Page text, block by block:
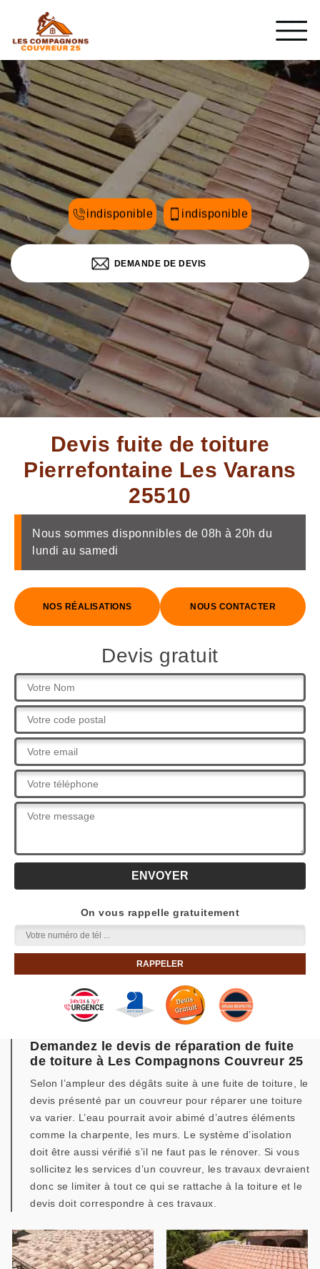
indisponible indisponible
DEMANDE DE DEVIS
Devis fuite de toiture
Pierrefontaine Les Varans
25510
Nous sommes disponnibles de 08h à 20h du
lundi au samedi
NOS RÉALISATIONS NOUS CONTACTER
Devis gratuit
On vous rappelle gratuitement
Demandez le devis de réparation de fuite
de toiture à Les Compagnons Couvreur 25
Selon l’ampleur des dégâts suite à une fuite de toiture, le
devis présenté par un couvreur pour réparer une toiture
va varier. L’eau pourrait avoir abimé d’autres éléments
comme la charpente, les murs. Le système d’isolation
doit être aussi vérifié s’il ne faut pas le rénover. Si vous
sollicitez les services d’un couvreur, les travaux devraient
donc se limiter à tout ce qui se rattache à la toiture et le
devis doit correspondre à ces travaux.